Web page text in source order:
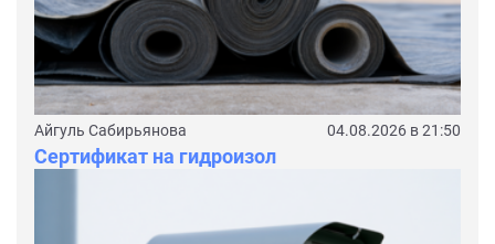
Айгуль Сабирьянова 04.08.2026 в 21:50
Сертификат на гидроизол